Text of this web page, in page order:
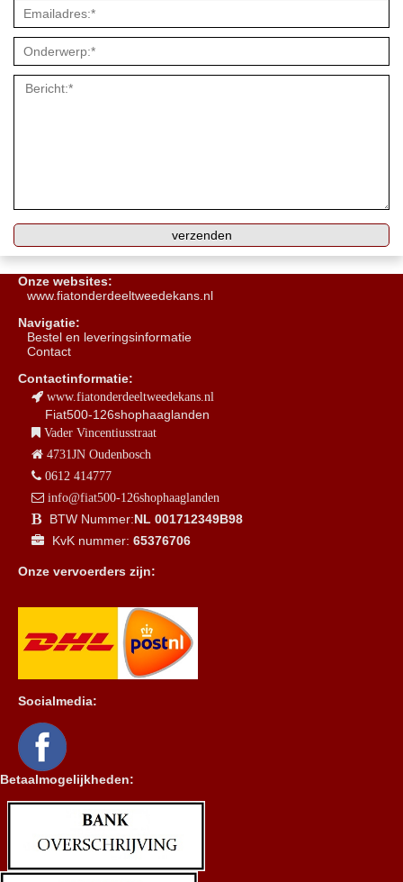
Onze websites:
www.fiatonderdeeltweedekans.nl
Navigatie:
Bestel en leveringsinformatie
Contact
Contactinformatie:
www.fiatonderdeeltweedekans.nl
Fiat500-126shophaaglanden
Vader Vincentiusstraat
4731JN Oudenbosch
0612 414777
info@fiat500-126shophaaglanden
BTW Nummer:NL 001712349B98
KvK nummer: 65376706
Onze vervoerders zijn:
Socialmedia:
Betaalmogelijkheden: